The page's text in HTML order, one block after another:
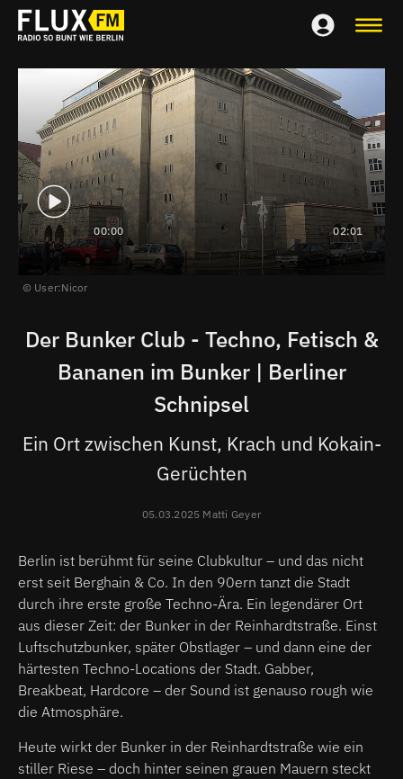
00:00 02:01
User:Nicor
Der Bunker Club - Techno, Fetisch &
Bananen im Bunker | Berliner
Schnipsel
Ein Ort zwischen Kunst, Krach und Kokain-
Gerüchten
05.03.2025 Matti Geyer
Berlin ist berühmt für seine Clubkultur – und das nicht
erst seit Berghain & Co. In den 90ern tanzt die Stadt
durch ihre erste große Techno-Ära. Ein legendärer Ort
aus dieser Zeit: der Bunker in der Reinhardtstraße. Einst
Luftschutzbunker, später Obstlager – und dann eine der
härtesten Techno-Locations der Stadt. Gabber,
Breakbeat, Hardcore – der Sound ist genauso rough wie
die Atmosphäre.
Heute wirkt der Bunker in der Reinhardtstraße wie ein
stiller Riese – doch hinter seinen grauen Mauern steckt